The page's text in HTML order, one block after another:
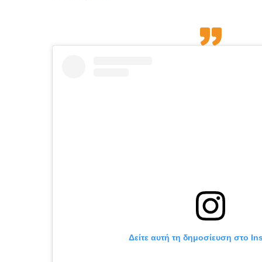
Δείτε αυτή τη δημοσίευση στο